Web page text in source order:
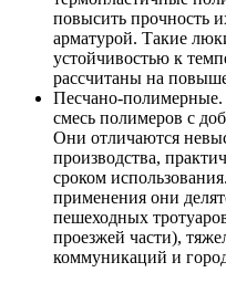
повысить прочность
арматурой. Такие
устойчивостью к
рассчитаны на
Песчано-полимерные.
смесь полимеров с
Они отличаются
производства,
сроком
применения они
пешеходных
проезжей части),
коммуникаций и